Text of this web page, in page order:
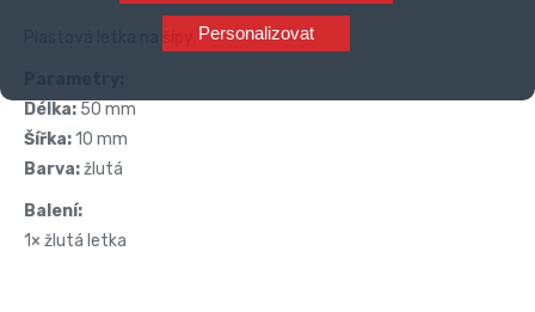
Personalizovat
Délka: 50 mm
Šířka:10 mm
Barva:žlutá
Balení:
1× žlutá letka